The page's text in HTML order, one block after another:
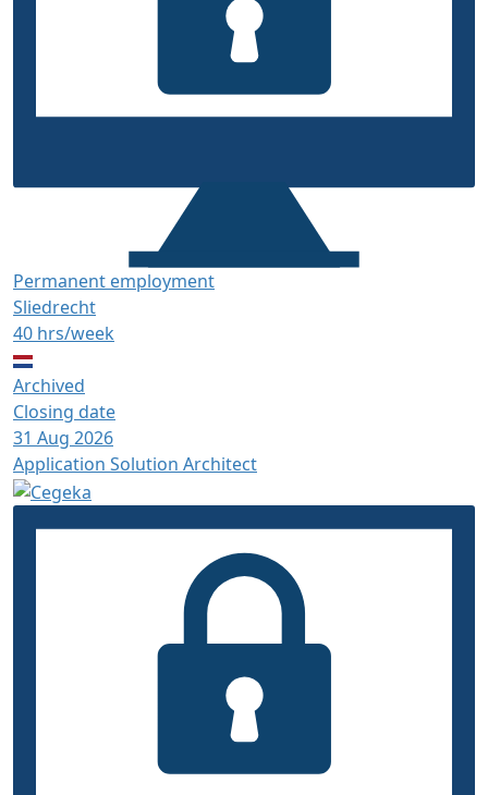
Permanent employment
Sliedrecht
40 hrs/week
Archived
Closing date
31 Aug 2026
Application Solution Architect